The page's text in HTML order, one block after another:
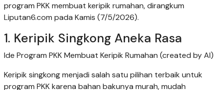
program PKK membuat keripik rumahan, dirangkum
Liputan6.com pada Kamis (7/5/2026).
1. Keripik Singkong Aneka Rasa
Ide Program PKK Membuat Keripik Rumahan (created by AI)
Keripik singkong menjadi salah satu pilihan terbaik untuk
program PKK karena bahan bakunya murah, mudah